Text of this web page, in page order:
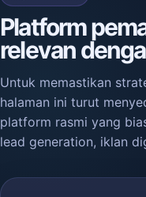
Platform
relevan
Untuk memastikan
halaman ini turut
platform rasmi yang
lead generation, iklan